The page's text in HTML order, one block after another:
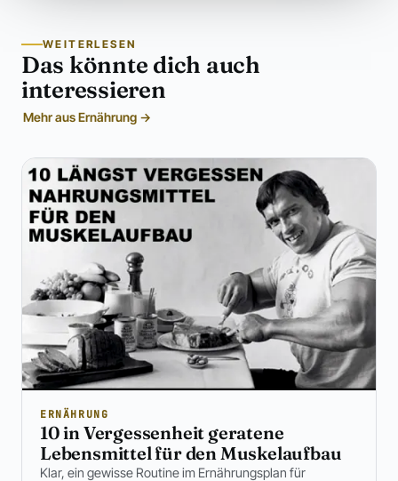
WEITERLESEN
Das könnte dich auch
interessieren
Mehr aus Ernährung →
ERNÄHRUNG
10 in Vergessenheit geratene
Lebensmittel für den Muskelaufbau
Klar, ein gewisse Routine im Ernährungsplan für